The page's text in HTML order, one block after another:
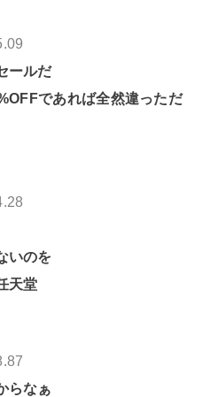
ールだ
であれば全然違っただ
いのを
天堂
らなぁ